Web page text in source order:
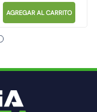
AGREGAR AL CARRITO